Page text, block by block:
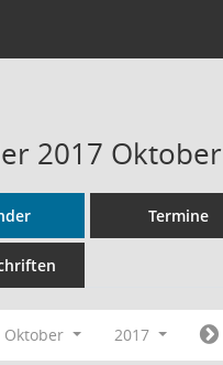
2017 Oktober
Termine
Oktober 2017